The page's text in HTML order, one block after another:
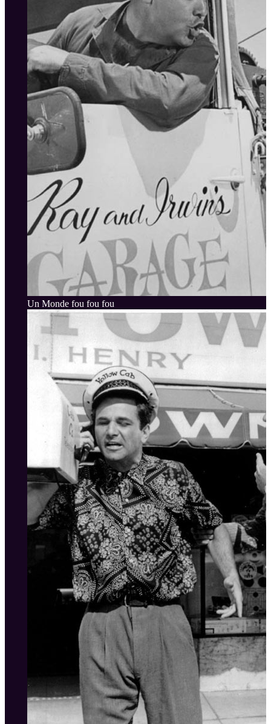
Un Monde fou fou fou